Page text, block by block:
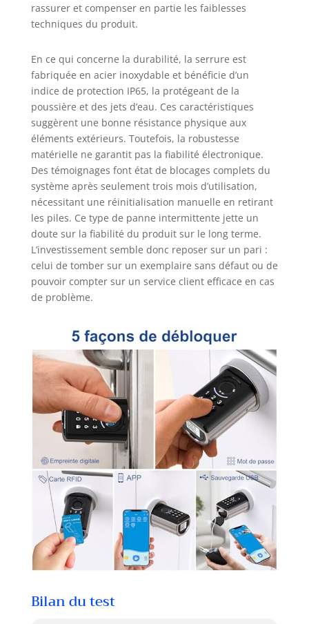
rassurer et compenser en partie les faiblesses
techniques du produit.
En ce qui concerne la durabilité, la serrure est
fabriquée en acier inoxydable et bénéficie d’un
indice de protection IP65, la protégeant de la
poussière et des jets d’eau. Ces caractéristiques
suggèrent une bonne résistance physique aux
éléments extérieurs. Toutefois, la robustesse
matérielle ne garantit pas la fiabilité électronique.
Des témoignages font état de blocages complets du
système après seulement trois mois d’utilisation,
nécessitant une réinitialisation manuelle en retirant
les piles. Ce type de panne intermittente jette un
doute sur la fiabilité du produit sur le long terme.
L’investissement semble donc reposer sur un pari :
celui de tomber sur un exemplaire sans défaut ou de
pouvoir compter sur un service client efficace en cas
de problème.
Bilan du test